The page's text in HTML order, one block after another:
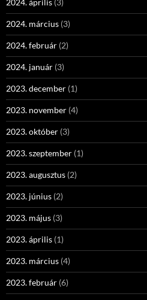
2024. április (3)
2024. március (3)
2024. február (2)
2024. január (3)
2023. december (1)
2023. november (4)
2023. október (3)
2023. szeptember (1)
2023. augusztus (2)
2023. június (2)
2023. május (3)
2023. április (1)
2023. március (4)
2023. február (6)